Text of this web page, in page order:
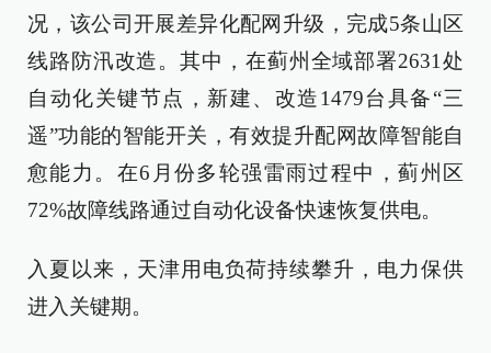
况，该公司开展差异化配网升级，完成5条山区
线路防汛改造。其中，在蓟州全域部署2631处
自动化关键节点，新建、改造1479台具备“三
遥”功能的智能开关，有效提升配网故障智能自
愈能力。在6月份多轮强雷雨过程中，蓟州区
72%故障线路通过自动化设备快速恢复供电。
入夏以来，天津用电负荷持续攀升，电力保供
进入关键期。